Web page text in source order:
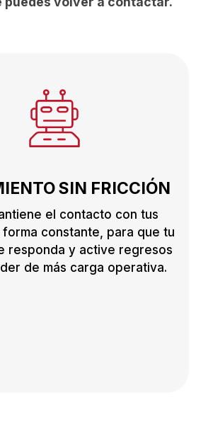
SIN FRICCIÓN
el contacto con tus
constante, para que tu
responda y active regresos
de más carga operativa.